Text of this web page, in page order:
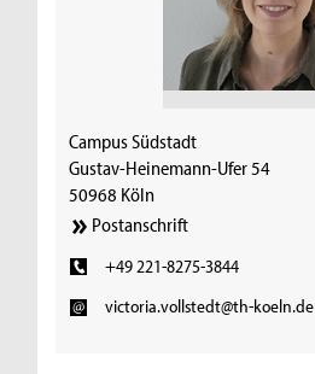
Campus Südstadt
Gustav-Heinemann-Ufer 54
50968 Köln
Postanschrift
+49 221-8275-3844
victoria.vollstedt@th-koeln.de